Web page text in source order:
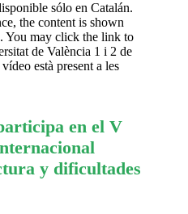
sólo en Catalán.
the content is shown
You may click the link to
de València 1 i 2 de
està present a les
en el V
y dificultades